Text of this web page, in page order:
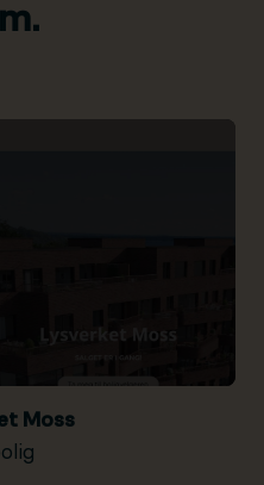
Moss